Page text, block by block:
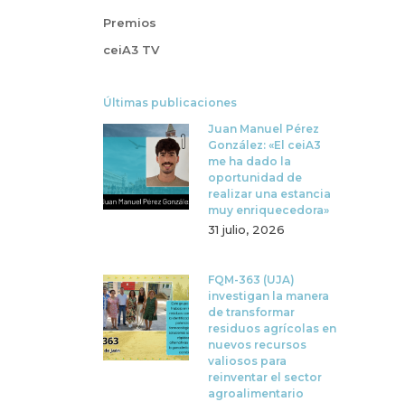
Premios
ceiA3 TV
Últimas publicaciones
Juan Manuel Pérez
González: «El ceiA3
me ha dado la
oportunidad de
realizar una estancia
muy enriquecedora»
31 julio, 2026
FQM-363 (UJA)
investigan la manera
de transformar
residuos agrícolas en
nuevos recursos
valiosos para
reinventar el sector
agroalimentario